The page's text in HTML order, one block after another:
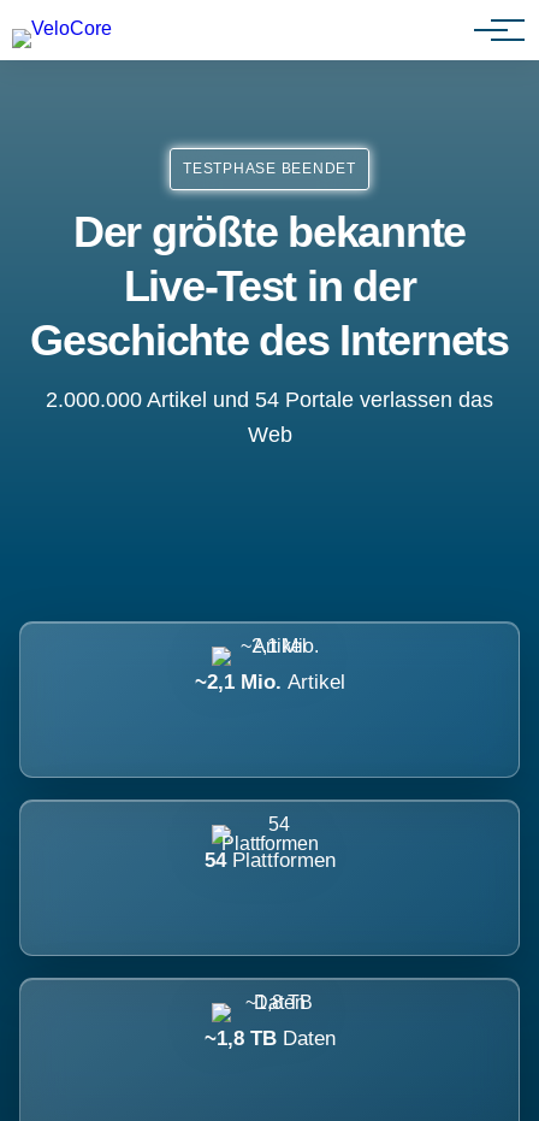
Partnerprogramm
TESTPHASE BEENDET
Der größte bekannte
Live-Test in der
Geschichte des Internets
2.000.000 Artikel und 54 Portale verlassen das
Web
~2,1 Mio. Artikel
54 Plattformen
~1,8 TB Daten